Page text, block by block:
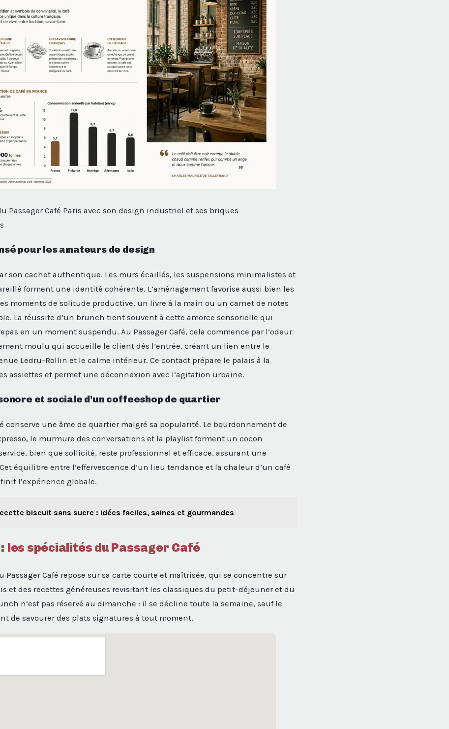
Passager Café Paris avec son design industriel et ses briques
pour les amateurs de design
son cachet authentique. Les murs écaillés, les suspensions minimalistes et
forment une identité cohérente. L’aménagement favorise aussi bien les
moments de solitude productive, un livre à la main ou un carnet de notes
La réussite d’un brunch tient souvent à cette amorce sensorielle qui
en un moment suspendu. Au Passager Café, cela commence par l’odeur
moulu qui accueille le client dès l’entrée, créant un lien entre le
Ledru-Rollin et le calme intérieur. Ce contact prépare le palais à la
assiettes et permet une déconnexion avec l’agitation urbaine.
et sociale d’un coffeeshop de quartier
conserve une âme de quartier malgré sa popularité. Le bourdonnement de
le murmure des conversations et la playlist forment un cocon
bien que sollicité, reste professionnel et efficace, assurant une
équilibre entre l’effervescence d’un lieu tendance et la chaleur d’un café
l’expérience globale.
biscuit sans sucre : idées faciles, saines et gourmandes
les spécialités du Passager Café
Passager Café repose sur sa carte courte et maîtrisée, qui se concentre sur
et des recettes généreuses revisitant les classiques du petit-déjeuner et du
n’est pas réservé au dimanche : il se décline toute la semaine, sauf le
de savourer des plats signatures à tout moment.